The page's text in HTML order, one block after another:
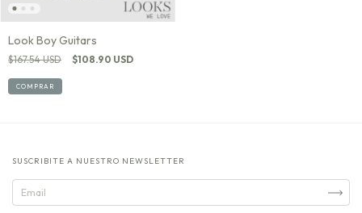
Look Boy Guitars
$167.54 USD $108.90 USD
COMPRAR
SUSCRIBITE A NUESTRO NEWSLETTER